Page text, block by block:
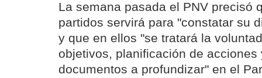
La semana pasada el PNV precisó
partidos servirá para "constatar su
y que en ellos "se tratará la
objetivos, planificación de acciones
documentos a profundizar" en el